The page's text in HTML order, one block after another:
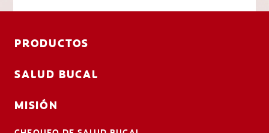
PRODUCTOS
SALUD BUCAL
MISIÓN